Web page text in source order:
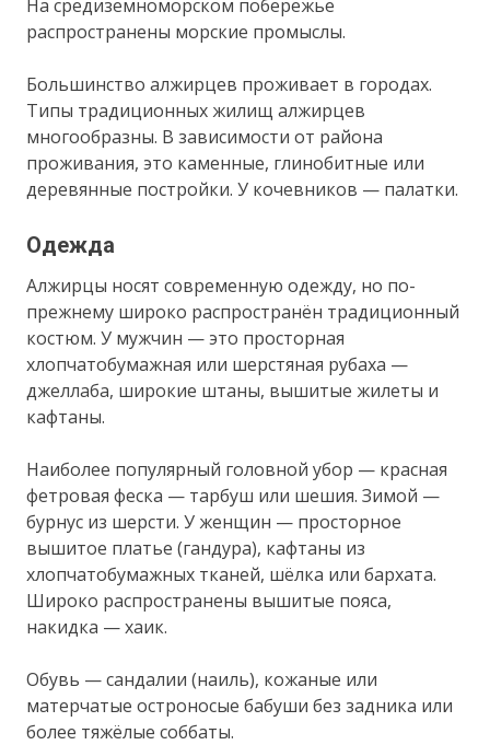
На средиземноморском побережье
распространены морские промыслы.
Большинство алжирцев проживает в городах.
Типы традиционных жилищ алжирцев
многообразны. В зависимости от района
проживания, это каменные, глинобитные или
деревянные постройки. У кочевников — палатки.
Одежда
Алжирцы носят современную одежду, но по-
прежнему широко распространён традиционный
костюм. У мужчин — это просторная
хлопчатобумажная или шерстяная рубаха —
джеллаба, широкие штаны, вышитые жилеты и
кафтаны.
Наиболее популярный головной убор — красная
фетровая феска — тарбуш или шешия. Зимой —
бурнус из шерсти. У женщин — просторное
вышитое платье (гандура), кафтаны из
хлопчатобумажных тканей, шёлка или бархата.
Широко распространены вышитые пояса,
накидка — хаик.
Обувь — сандалии (наиль), кожаные или
матерчатые остроносые бабуши без задника или
более тяжёлые соббаты.